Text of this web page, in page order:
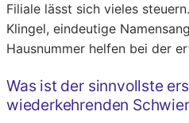
Filiale lässt sich vieles
Klingel, eindeutige
Hausnummer helfen bei der
Was ist der sinnvollste
wiederkehrenden